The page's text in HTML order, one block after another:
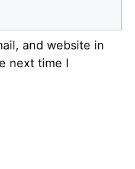
and website in
next time I